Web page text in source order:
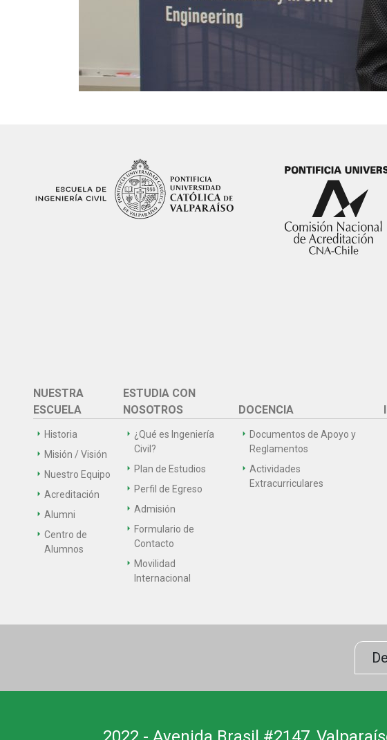
NUESTRA
ESCUELA
Historia
Misión / Visión
Nuestro Equipo
Acreditación
Alumni
Centro de
Alumnos
ESTUDIA CON
NOSOTROS
¿Qué es Ingeniería
Civil?
Plan de Estudios
Perfil de Egreso
Admisión
Formulario de
Contacto
Movilidad
Internacional
DOCENCIA
Documentos de Apoyo y
Reglamentos
Actividades
Extracurriculares